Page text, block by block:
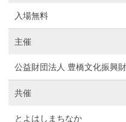
入場無料
主催
公益財団法人 豊橋文化振興
共催
とよはしまちなか